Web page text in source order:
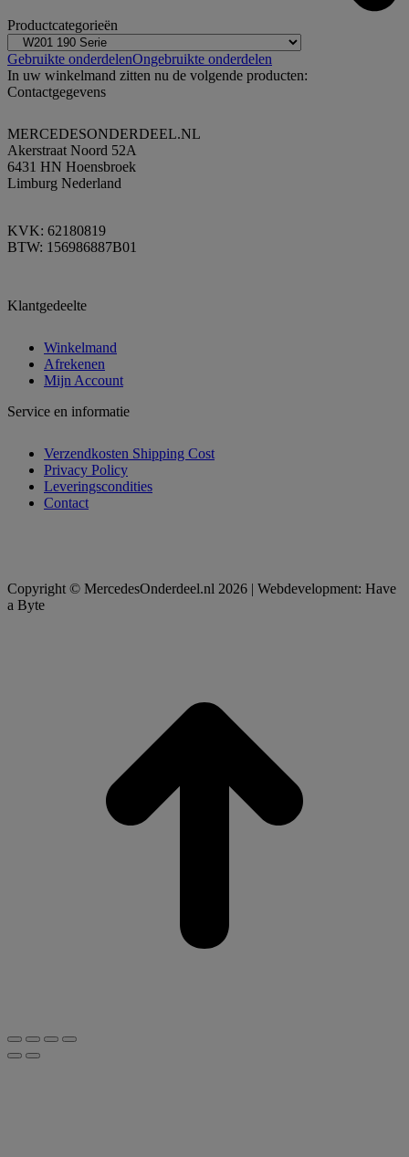
Productcategorieën
Gebruikte onderdelenOngebruikte onderdelen
In uw winkelmand zitten nu de volgende producten:
Contactgegevens
MERCEDESONDERDEEL.NL
Akerstraat Noord 52A
6431 HN Hoensbroek
Limburg Nederland
KVK: 62180819
BTW: 156986887B01
Klantgedeelte
Winkelmand
Afrekenen
Mijn Account
Service en informatie
Verzendkosten Shipping Cost
Privacy Policy
Leveringscondities
Contact
Copyright © MercedesOnderdeel.nl 2026 | Webdevelopment: Have
a Byte